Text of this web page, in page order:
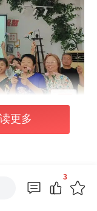
讲解，到动手
设计紧密，注
更多
3